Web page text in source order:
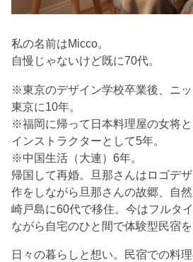
私の名前はMicco。
自慢じゃないけど既に70代。
※東京のデザイン学校卒業後、ニ
東京に10年。
※福岡に帰って日本料理屋の女将
インストラクターとして5年。
※中国生活（大連）6年。
帰国して再婚。旦那さんはロゴデ
作をしながら旦那さんの故郷、自
崎戸島に60代で移住。今はフルタ
ながら自宅のひと間で体験型民宿を
日々の暮らしと想い。民宿での料